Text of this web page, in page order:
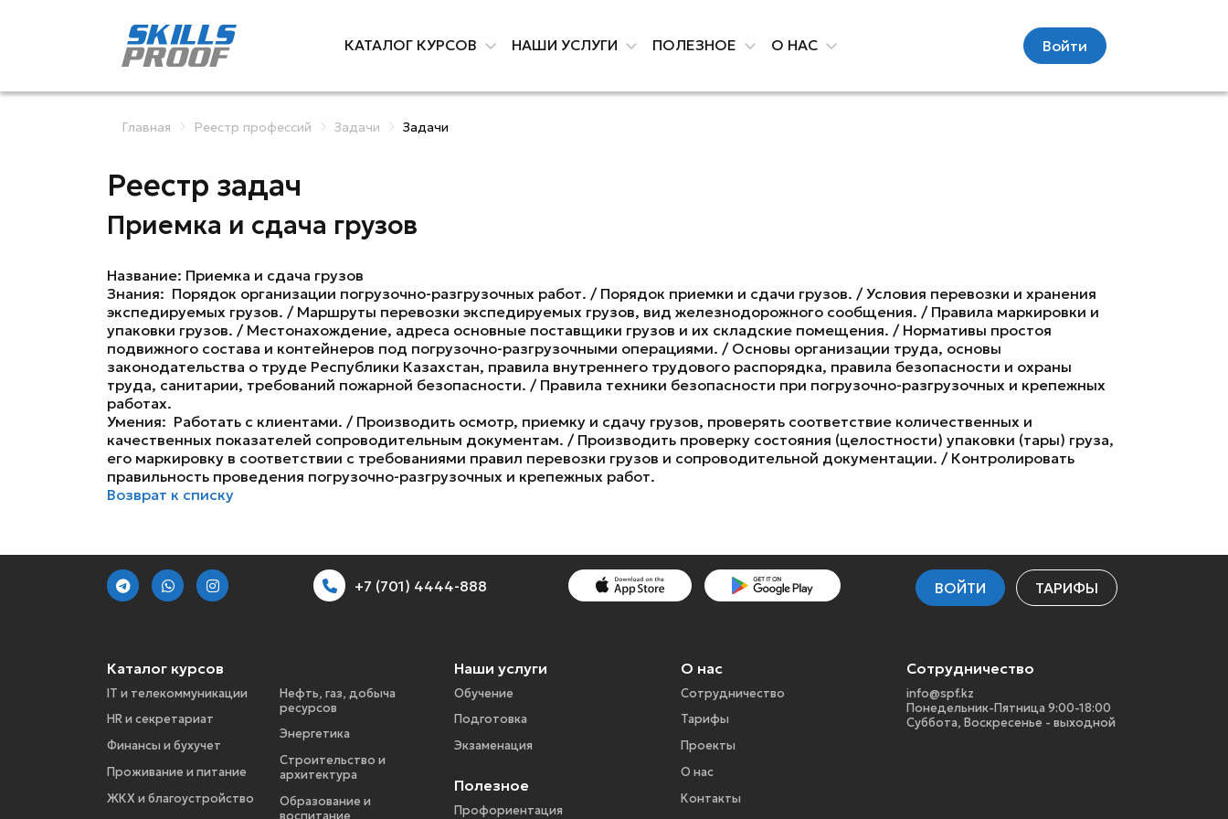
КАТАЛОГ КУРСОВ НАШИ УСЛУГИ ПОЛЕЗНОЕ О НАС Войти
Главная Реестр профессий Задачи Задачи
Реестр задач
Приемка и сдача грузов
Название: Приемка и сдача грузов
Знания: Порядок организации погрузочно-разгрузочных работ. / Порядок приемки и сдачи грузов. / Условия перевозки и хранения
экспедируемых грузов. / Маршруты перевозки экспедируемых грузов, вид железнодорожного сообщения. / Правила маркировки и
упаковки грузов. / Местонахождение, адреса основные поставщики грузов и их складские помещения. / Нормативы простоя
подвижного состава и контейнеров под погрузочно-разгрузочными операциями. / Основы организации труда, основы
законодательства о труде Республики Казахстан, правила внутреннего трудового распорядка, правила безопасности и охраны
труда, санитарии, требований пожарной безопасности. / Правила техники безопасности при погрузочно-разгрузочных и крепежных
работах.
Умения: Работать с клиентами. / Производить осмотр, приемку и сдачу грузов, проверять соответствие количественных и
качественных показателей сопроводительным документам. / Производить проверку состояния (целостности) упаковки (тары) груза,
его маркировку в соответствии с требованиями правил перевозки грузов и сопроводительной документации. / Контролировать
правильность проведения погрузочно-разгрузочных и крепежных работ.
Возврат к списку
+7 (701) 4444-888 ВОЙТИ ТАРИФЫ
Каталог курсов
IT и телекоммуникации
HR и секретариат
Финансы и бухучет
Проживание и питание
ЖКХ и благоустройство
Нефть, газ, добыча
ресурсов
Энергетика
Строительство и
архитектура
Образование и
воспитание
Наши услуги
Обучение
Подготовка
Экзаменация
Полезное
Профориентация
О нас
Сотрудничество
Тарифы
Проекты
О нас
Контакты
Сотрудничество
info@spf.kz
Понедельник-Пятница 9:00-18:00
Суббота, Воскресенье - выходной